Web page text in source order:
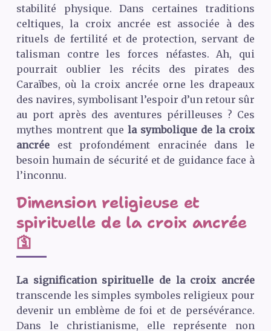
stabilité physique. Dans certaines traditions
celtiques, la croix ancrée est associée à des
rituels de fertilité et de protection, servant de
talisman contre les forces néfastes. Ah, qui
pourrait oublier les récits des pirates des
Caraïbes, où la croix ancrée orne les drapeaux
des navires, symbolisant l’espoir d’un retour sûr
au port après des aventures périlleuses ? Ces
mythes montrent que la symbolique de la croix
ancréeest profondément enracinée dans le
besoin humain de sécurité et de guidance face à
l’inconnu.
Dimension religieuse et
spirituelle de la croix ancrée
🛐
La signification spirituelle de la croix ancrée
transcende les simples symboles religieux pour
devenir un emblème de foi et de persévérance.
Dans le christianisme, elle représente non